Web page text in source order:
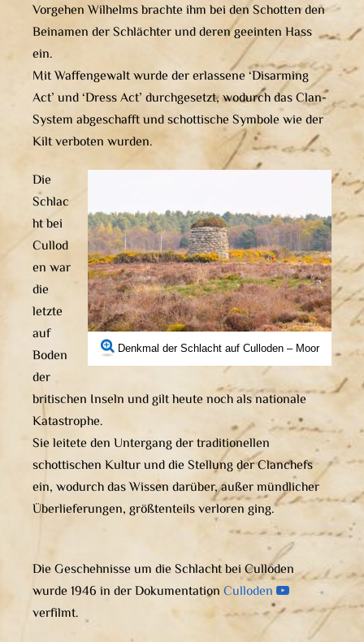
Vorgehen Wilhelms brachte ihm bei den Schotten den
Beinamen der Schlächter und deren geeinten Hass
ein.
Mit Waffengewalt wurde der erlassene ‘Disarming
Act’ und ‘Dress Act’ durchgesetzt, wodurch das Clan-
System abgeschafft und schottische Symbole wie der
Kilt verboten wurden.
Denkmal der Schlacht auf Culloden – Moor
Die
Schlac
ht bei
Cullod
en war
die
letzte
auf
Boden
der
britischen Inseln und gilt heute noch als nationale
Katastrophe.
Sie leitete den Untergang der traditionellen
schottischen Kultur und die Stellung der Clanchefs
ein, wodurch das Wissen darüber, außer mündlicher
Überlieferungen, größtenteils verloren ging.
Die Geschehnisse um die Schlacht bei Culloden
wurde 1946 in der Dokumentation Culloden
verfilmt.